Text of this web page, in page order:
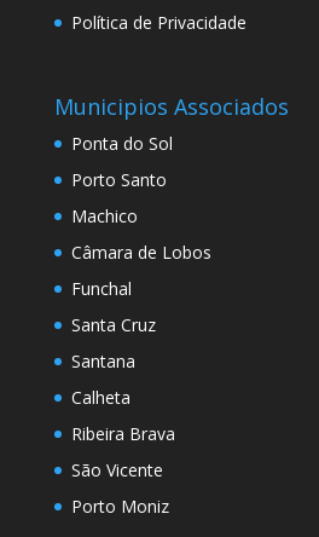
Política de Privacidade
Municipios Associados
Ponta do Sol
Porto Santo
Machico
Câmara de Lobos
Funchal
Santa Cruz
Santana
Calheta
Ribeira Brava
São Vicente
Porto Moniz